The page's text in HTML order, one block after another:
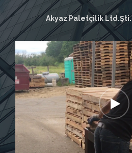
Akyaz Paletçilik Ltd.Şti.